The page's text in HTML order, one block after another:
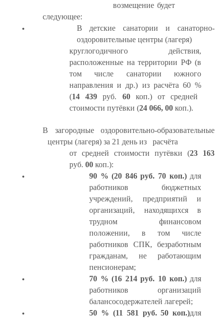
возмещение будет
следующее:
В детские санатории и санаторно-
оздоровительные центры (лагеря)
круглогодичного действия,
расположенные на территории РФ (в
том числе санатории южного
направления и др.) из расчёта 60 %
(14 439 руб. 60коп.) от средней
стоимости путёвки (24 066, 00 коп.).
В загородные оздоровительно-образовательные
центры (лагеря) за 21 день из
расчёта
от средней стоимости путёвки (23 163
руб. 00 коп.):
90 % (20 846 руб. 70 коп.) для
работников бюджетных
учреждений, предприятий и
организаций, находящихся в
трудном финансовом
положении,в том числе
работников СПК,безработным
гражданам, не работающим
пенсионерам;
70 % (16 214 руб. 10 коп.) для
работников организаций
балансосодержателей лагерей;
50 % (11 581 руб. 50 коп.)для